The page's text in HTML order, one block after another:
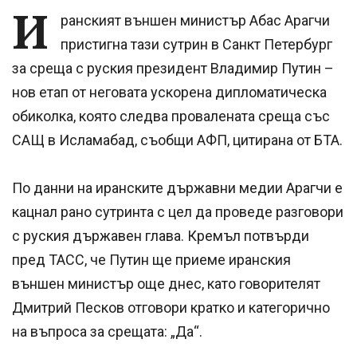
И
ранският външен министър Абас Арагчи
пристигна тази сутрин в Санкт Петербург
за среща с руския президент Владимир Путин –
нов етап от неговата ускорена дипломатическа
обиколка, която следва провалената среща със
САЩ в Исламабад, съобщи АФП, цитирана от БТА.
По данни на иранските държавни медии Арагчи е
кацнал рано сутринта с цел да проведе разговори
с руския държавен глава. Кремъл потвърди
пред ТАСС, че Путин ще приеме иранския
външен министър още днес, като говорителят
Дмитрий Песков отговори кратко и категорично
на въпроса за срещата: „Да“.